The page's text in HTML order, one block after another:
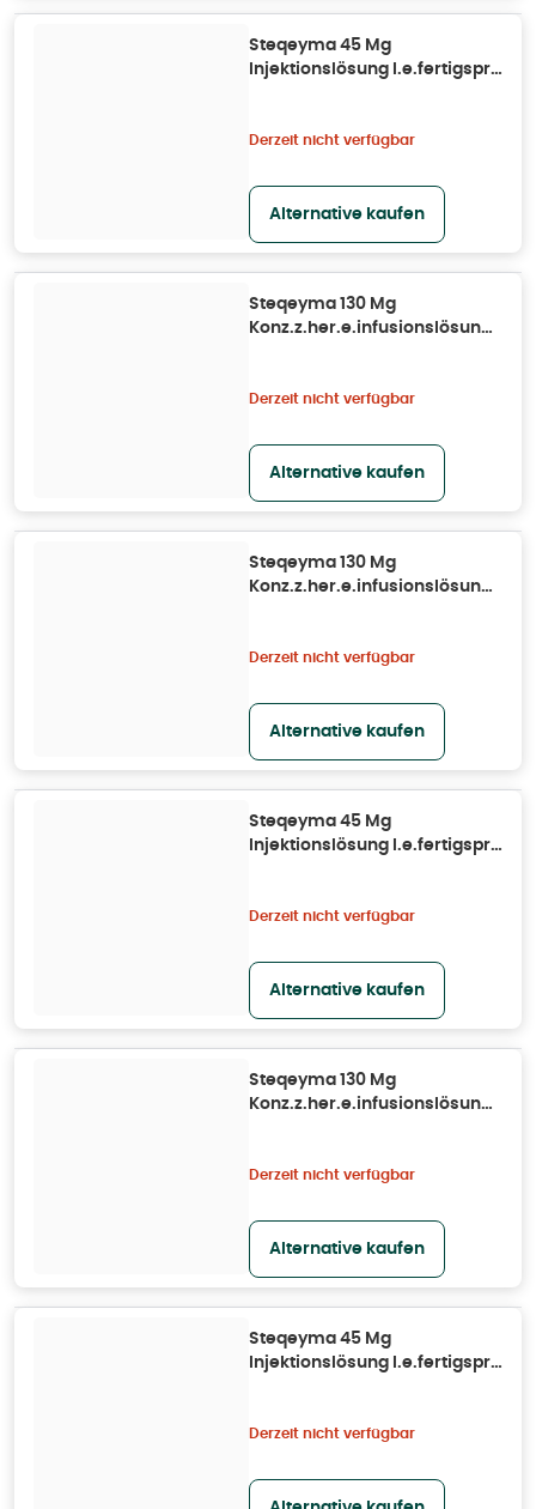
Steqeyma 45 Mg
Injektionslösung I.e.fertigspr.
Derzeit nicht verfügbar
Alternative kaufen
Steqeyma 130 Mg
Konz.z.her.e.infusionslösung
Derzeit nicht verfügbar
Alternative kaufen
Steqeyma 130 Mg
Konz.z.her.e.infusionslösung
Derzeit nicht verfügbar
Alternative kaufen
Steqeyma 45 Mg
Injektionslösung I.e.fertigspr.
Derzeit nicht verfügbar
Alternative kaufen
Steqeyma 130 Mg
Konz.z.her.e.infusionslösung
Derzeit nicht verfügbar
Alternative kaufen
Steqeyma 45 Mg
Injektionslösung I.e.fertigspr.
Derzeit nicht verfügbar